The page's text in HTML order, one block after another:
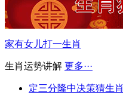
家有女儿打一生肖
生肖运势讲解 更多···
定三分隆中决策猜生肖